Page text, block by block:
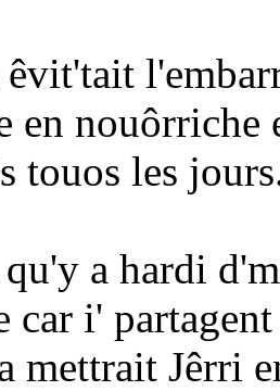
en
touos les
a hardi
car i'
mettrait Jêrri